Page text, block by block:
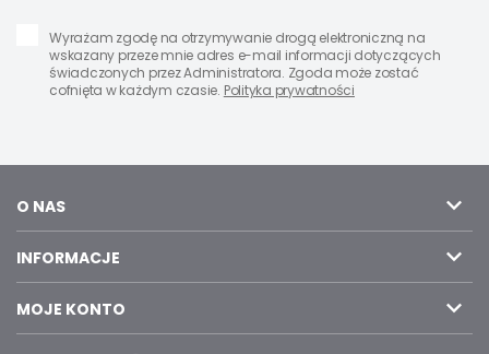
Wyrażam zgodę na otrzymywanie drogą elektroniczną na
wskazany przeze mnie adres e-mail informacji dotyczących
świadczonych przez Administratora. Zgoda może zostać
cofnięta w każdym czasie. Polityka prywatności
O NAS
INFORMACJE
MOJE KONTO